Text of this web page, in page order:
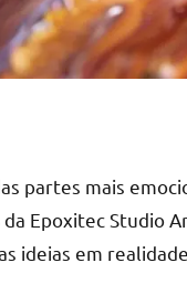
partes mais
da Epoxitec Studio
ideias em realidade.